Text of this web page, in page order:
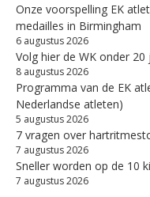
Onze voorspelling EK
medailles in Birmingham
6 augustus 2026
Volg hier de WK onder 20
8 augustus 2026
Programma van de EK
Nederlandse atleten)
5 augustus 2026
7 vragen over
7 augustus 2026
Sneller worden op de 10
7 augustus 2026